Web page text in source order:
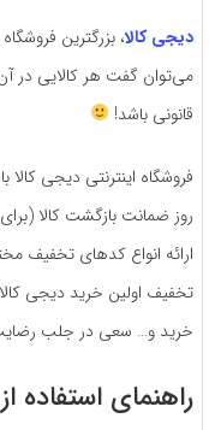
دیجی کالا، بزرگترین
می‌توان گفت هر کالایی در
قانونی باشد!
ارائه انواع کدهای تخفیف
تخفیف اولین خرید دیجی
خرید و… سعی در جلب
راهنمای استفاده